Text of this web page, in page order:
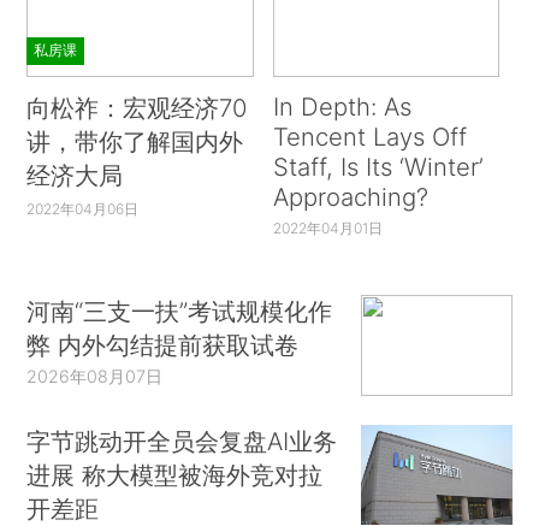
私房课
向松祚：宏观经济70
讲，带你了解国内外
经济大局
2022年04月06日
In Depth: As
Tencent Lays Off
Staff, Is Its ‘Winter’
Approaching?
2022年04月01日
河南“三支一扶”考试规模化作
弊 内外勾结提前获取试卷
2026年08月07日
字节跳动开全员会复盘AI业务
进展 称大模型被海外竞对拉
开差距